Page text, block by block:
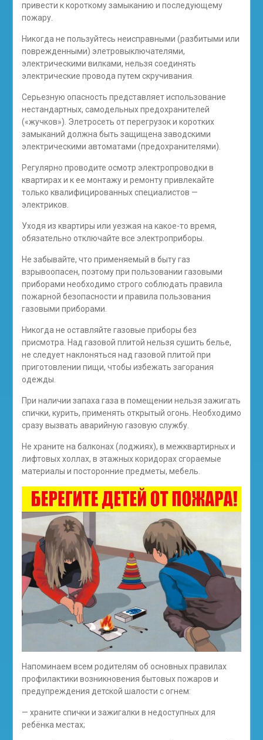
привести к короткому замыканию и последующему
пожару.
Никогда не пользуйтесь неисправными (разбитыми или
поврежденными) элетровыключателями,
электрическими вилками, нельзя соединять
электрические провода путем скручивания.
Серьезную опасность представляет использование
нестандартных, самодельных предохранителей
(«жучков»). Элетросеть от перегрузок и коротких
замыканий должна быть защищена заводскими
электрическими автоматами (предохранителями).
Регулярно проводите осмотр электропроводки в
квартирах и к ее монтажу и ремонту привлекайте
только квалифицированных специалистов —
электриков.
Уходя из квартиры или уезжая на какое-то время,
обязательно отключайте все электроприборы.
Не забывайте, что применяемый в быту газ
взрывоопасен, поэтому при пользовании газовыми
приборами необходимо строго соблюдать правила
пожарной безопасности и правила пользования
газовыми приборами.
Никогда не оставляйте газовые приборы без
присмотра. Над газовой плитой нельзя сушить белье,
не следует наклоняться над газовой плитой при
приготовлении пищи, чтобы избежать загорания
одежды.
При наличии запаха газа в помещении нельзя зажигать
спички, курить, применять открытый огонь. Необходимо
сразу вызвать аварийную газовую службу.
Не храните на балконах (лоджиях), в межквартирных и
лифтовых холлах, в этажных коридорах сгораемые
материалы и посторонние предметы, мебель.
Напоминаем всем родителям об основных правилах
профилактики возникновения бытовых пожаров и
предупреждения детской шалости с огнем:
— храните спички и зажигалки в недоступных для
ребёнка местах;